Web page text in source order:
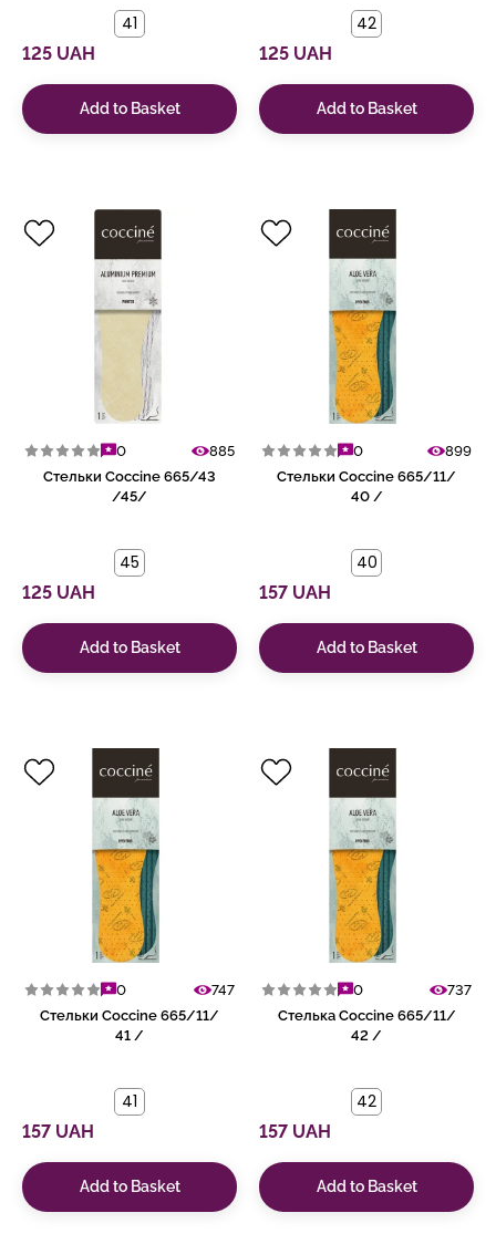
41
125 UAH
Add to Basket
42
125 UAH
Add to Basket
0
885
Стельки Coccine 665/43
/45/
45
125 UAH
Add to Basket
0
899
Стельки Coccine 665/11/
40 /
40
157 UAH
Add to Basket
0
747
Стельки Coccine 665/11/
41 /
41
157 UAH
Add to Basket
0
737
Стелька Coccine 665/11/
42 /
42
157 UAH
Add to Basket